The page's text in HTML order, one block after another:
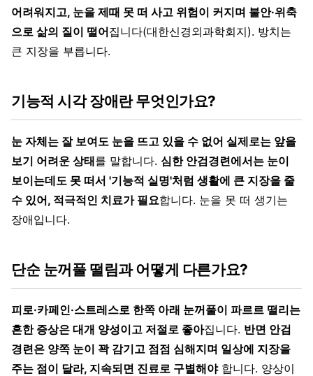
어려워지고, 눈을 제때 못 떠 사고 위험이 커지며 불안·위축
으로 삶의 질이 떨어집니다(대한신경외과학회지). 방치는
큰 지장을 부릅니다.
기능적 시각 장애란 무엇인가요?
눈 자체는 잘 보여도 눈을 뜨고 있을 수 없어 실제로는 앞을
보기 어려운 상태를 말합니다. 심한 안검경련에서는 눈이
보이는데도 못 떠서 '기능적 실명'처럼 생활에 큰 지장을 줄
수 있어, 적극적인 치료가 필요합니다. 눈을 못 떠 생기는
장애입니다.
단순 눈꺼풀 떨림과 어떻게 다른가요?
피로·카페인·스트레스로 한쪽 아래 눈꺼풀이 파르르 떨리는
흔한 증상은 대개 양성이고 저절로 좋아집니다. 반면 안검
경련은 양쪽 눈이 꽉 감기고 점점 심해지며 일상에 지장을
주는 점이 달라, 지속되면 진료로 구별해야합니다. 양상이